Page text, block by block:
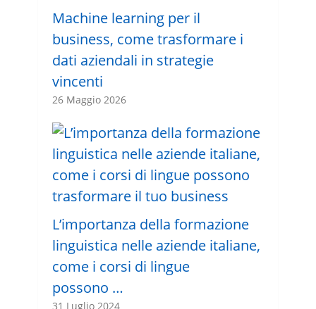
Machine learning per il
business, come trasformare i
dati aziendali in strategie
vincenti
26 Maggio 2026
L’importanza della formazione
linguistica nelle aziende italiane,
come i corsi di lingue
possono …
31 Luglio 2024